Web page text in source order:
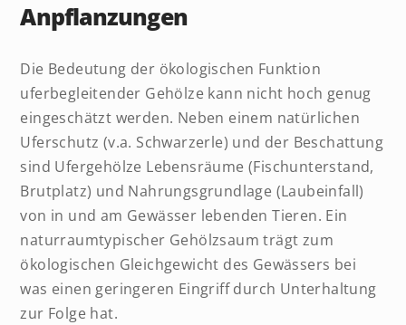
Anpflanzungen
Die Bedeutung der ökologischen Funktion
uferbegleitender Gehölze kann nicht hoch genug
eingeschätzt werden. Neben einem natürlichen
Uferschutz (v.a. Schwarzerle) und der Beschattung
sind Ufergehölze Lebensräume (Fischunterstand,
Brutplatz) und Nahrungsgrundlage (Laubeinfall)
von in und am Gewässer lebenden Tieren. Ein
naturraumtypischer Gehölzsaum trägt zum
ökologischen Gleichgewicht des Gewässers bei
was einen geringeren Eingriff durch Unterhaltung
zur Folge hat.